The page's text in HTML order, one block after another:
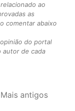
ao
as
comentar abaixo
do portal
autor de cada
Mais antigos